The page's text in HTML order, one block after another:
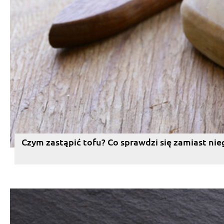
Czym zastąpić tofu? Co sprawdzi się zamiast